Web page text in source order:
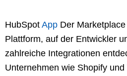
HubSpot App Der
Plattform, auf der Entwickler
zahlreiche Integrationen
Unternehmen wie Shopify